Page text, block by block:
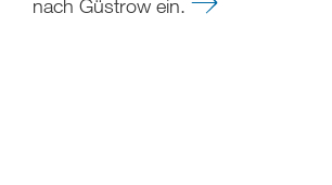
nach Güstrow ein.